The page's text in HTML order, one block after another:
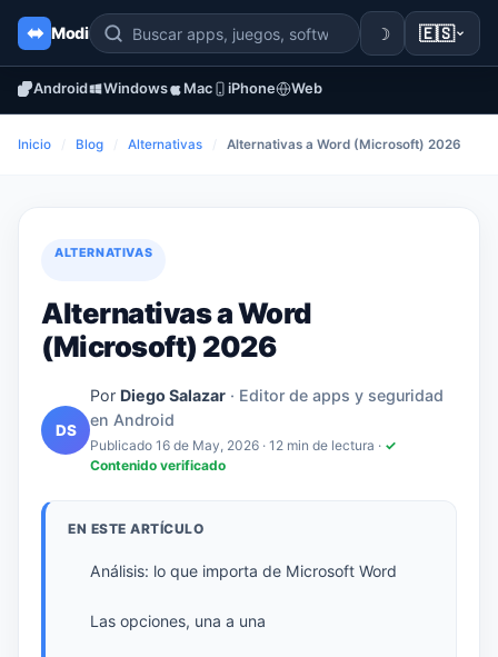
Modi ☽ 🇪🇸
Android Windows Mac iPhone Web
Inicio / Blog / Alternativas / Alternativas a Word (Microsoft) 2026
ALTERNATIVAS
Alternativas a Word
(Microsoft) 2026
DS
Por Diego Salazar · Editor de apps y seguridad
en Android
Publicado 16 de May, 2026 · 12 min de lectura · ✓
Contenido verificado
EN ESTE ARTÍCULO
Análisis: lo que importa de Microsoft Word
Las opciones, una a una